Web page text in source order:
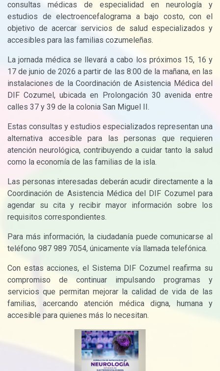
consultas médicas de especialidad en neurología y
estudios de electroencefalograma a bajo costo, con el
objetivo de acercar servicios de salud especializados y
accesibles para las familias cozumeleñas.
La jornada médica se llevará a cabo los próximos 15, 16 y
17 de junio de 2026 a partir de las 8:00 de la mañana, en las
instalaciones de la Coordinación de Asistencia Médica del
DIF Cozumel, ubicada en Prolongación 30 avenida entre
calles 37 y 39 de la colonia San Miguel II.
Estas consultas y estudios especializados representan una
alternativa accesible para las personas que requieren
atención neurológica, contribuyendo a cuidar tanto la salud
como la economía de las familias de la isla.
Las personas interesadas deberán acudir directamente a la
Coordinación de Asistencia Médica del DIF Cozumel para
agendar su cita y recibir mayor información sobre los
requisitos correspondientes.
Para más información, la ciudadanía puede comunicarse al
teléfono 987 989 7054, únicamente vía llamada telefónica.
Con estas acciones, el Sistema DIF Cozumel reafirma su
compromiso de continuar impulsando programas y
servicios que permitan mejorar la calidad de vida de las
familias, acercando atención médica digna, humana y
accesible para quienes más lo necesitan.